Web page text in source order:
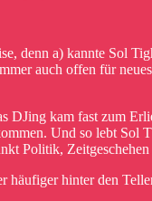
denn a) kannte Sol
auch offen für
DJing kam fast zum
Und so lebt Sol
Politik,
hinter den